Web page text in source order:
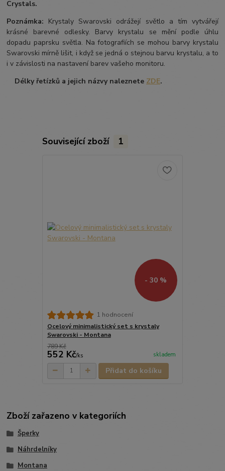
Crystals.
Poznámka: Krystaly Swarovski odrážejí světlo a tím vytvářejí
krásné barevné odlesky. Barvy krystalu se mění podle úhlu
dopadu paprsku světla. Na fotografiích se mohou barvy krystalu
Swarovski mírně lišit, i když se jedná o stejnou barvu krystalu, a to
i v závislosti na nastavení barev vašeho monitoru.
Délky řetízků a jejich názvy naleznete ZDE.
Související zboží 1
- 30 %
1 hodnocení
Ocelový minimalistický set s krystaly
Swarovski - Montana
789 Kč
552 Kč/ks skladem
Přidat do košíku
Zboží zařazeno v kategoriích
Šperky
Náhrdelníky
Montana